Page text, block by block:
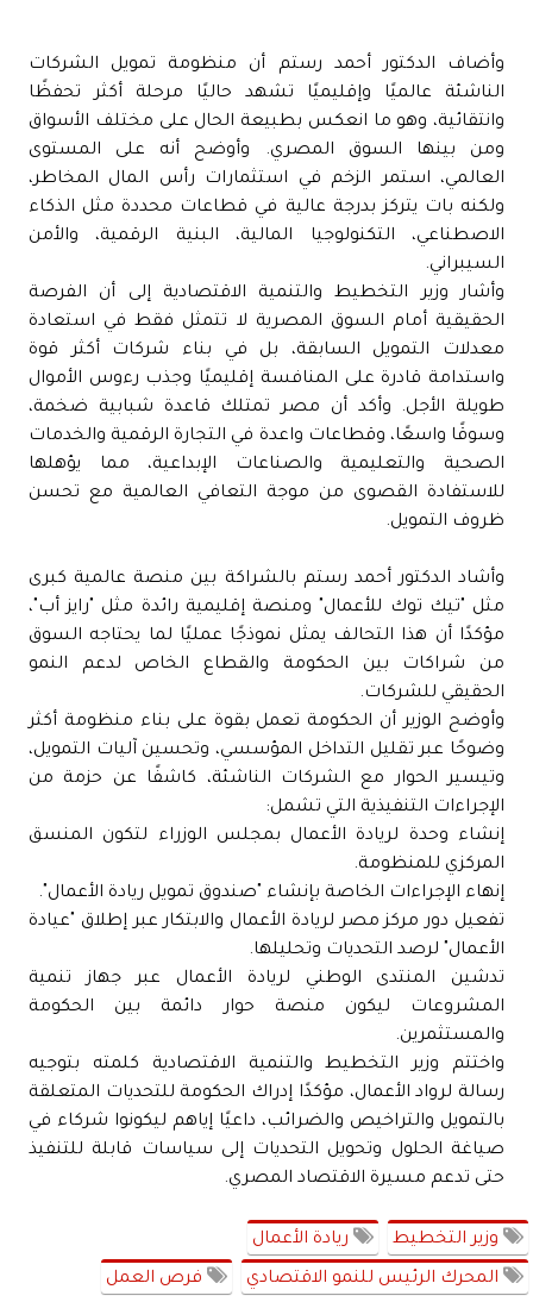
وأضاف الدكتور أحمد رستم أن منظومة تمويل الشركات
الناشئة عالميًا وإقليميًا تشهد حاليًا مرحلة أكثر تحفظًا
وانتقائية، وهو ما انعكس بطبيعة الحال على مختلف الأسواق
ومن بينها السوق المصري. وأوضح أنه على المستوى
العالمي، استمر الزخم في استثمارات رأس المال المخاطر،
ولكنه بات يتركز بدرجة عالية في قطاعات محددة مثل الذكاء
الاصطناعي، التكنولوجيا المالية، البنية الرقمية، والأمن
السيبراني.
وأشار وزير التخطيط والتنمية الاقتصادية إلى أن الفرصة
الحقيقية أمام السوق المصرية لا تتمثل فقط في استعادة
معدلات التمويل السابقة، بل في بناء شركات أكثر قوة
واستدامة قادرة على المنافسة إقليميًا وجذب رءوس الأموال
طويلة الأجل. وأكد أن مصر تمتلك قاعدة شبابية ضخمة،
وسوقًا واسعًا، وقطاعات واعدة في التجارة الرقمية والخدمات
الصحية والتعليمية والصناعات الإبداعية، مما يؤهلها
للاستفادة القصوى من موجة التعافي العالمية مع تحسن
ظروف التمويل.
وأشاد الدكتور أحمد رستم بالشراكة بين منصة عالمية كبرى
مثل "تيك توك للأعمال" ومنصة إقليمية رائدة مثل "رايز أب"،
مؤكدًا أن هذا التحالف يمثل نموذجًا عمليًا لما يحتاجه السوق
من شراكات بين الحكومة والقطاع الخاص لدعم النمو
الحقيقي للشركات.
وأوضح الوزير أن الحكومة تعمل بقوة على بناء منظومة أكثر
وضوحًا عبر تقليل التداخل المؤسسي، وتحسين آليات التمويل،
وتيسير الحوار مع الشركات الناشئة، كاشفًا عن حزمة من
الإجراءات التنفيذية التي تشمل:
إنشاء وحدة لريادة الأعمال بمجلس الوزراء لتكون المنسق
المركزي للمنظومة.
إنهاء الإجراءات الخاصة بإنشاء "صندوق تمويل ريادة الأعمال".
تفعيل دور مركز مصر لريادة الأعمال والابتكار عبر إطلاق "عيادة
الأعمال" لرصد التحديات وتحليلها.
تدشين المنتدى الوطني لريادة الأعمال عبر جهاز تنمية
المشروعات ليكون منصة حوار دائمة بين الحكومة
والمستثمرين.
واختتم وزير التخطيط والتنمية الاقتصادية كلمته بتوجيه
رسالة لرواد الأعمال، مؤكدًا إدراك الحكومة للتحديات المتعلقة
بالتمويل والتراخيص والضرائب، داعيًا إياهم ليكونوا شركاء في
صياغة الحلول وتحويل التحديات إلى سياسات قابلة للتنفيذ
حتى تدعم مسيرة الاقتصاد المصري.
وزير التخطيط ريادة الأعمال
المحرك الرئيس للنمو الاقتصادي فرص العمل